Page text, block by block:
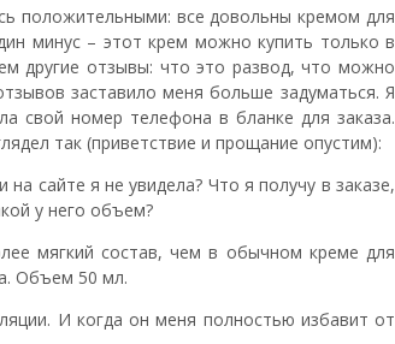
положительными: все довольны кремом для
минус – этот крем можно купить только в
другие отзывы: что это развод, что можно
заставило меня больше задуматься. Я
свой номер телефона в бланке для заказа.
так (приветствие и прощание опустим):
сайте я не увидела? Что я получу в заказе,
у него объем?
мягкий состав, чем в обычном креме для
Объем 50 мл.
И когда он меня полностью избавит от